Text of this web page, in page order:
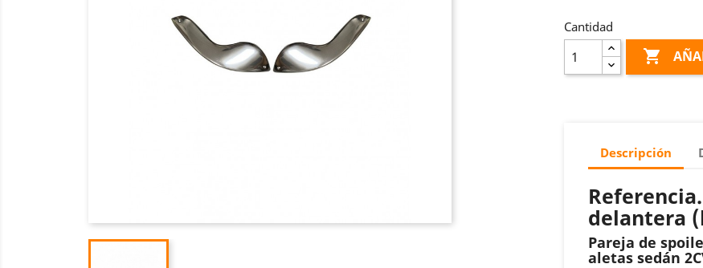
Cantidad

Descripción
delantera
Pareja de
aletas sedán